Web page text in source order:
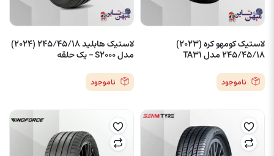
لاستیک کومهو کره (2023)
245/45/18 مدل TA31
ناموجود
لاستیک هابلید 245/45/18 (2024)
مدل S2000 – یک حلقه
ناموجود